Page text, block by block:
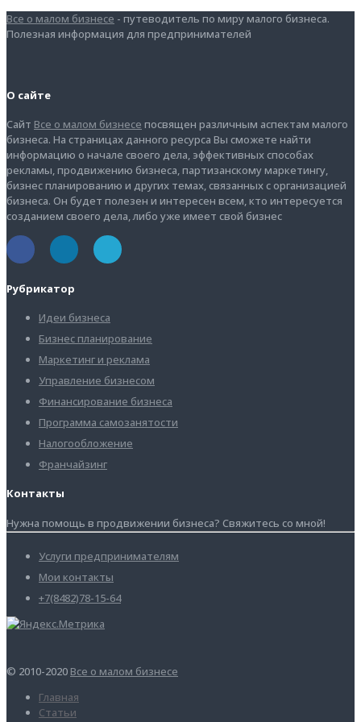
Все о малом бизнесе - путеводитель по миру малого бизнеса.
Полезная информация для предпринимателей
О сайте
Сайт Все о малом бизнесе посвящен различным аспектам малого
бизнеса. На страницах данного ресурса Вы сможете найти
информацию о начале своего дела, эффективных способах
рекламы, продвижению бизнеса, партизанскому маркетингу,
бизнес планированию и других темах, связанных с организацией
бизнеса. Он будет полезен и интересен всем, кто интересуется
созданием своего дела, либо уже имеет свой бизнес
Рубрикатор
Идеи бизнеса
Бизнес планирование
Маркетинг и реклама
Управление бизнесом
Финансирование бизнеса
Программа самозанятости
Налогообложение
Франчайзинг
Контакты
Нужна помощь в продвижении бизнеса? Свяжитесь со мной!
Услуги предпринимателям
Мои контакты
+7(8482)78-15-64
© 2010-2020 Все о малом бизнесе
Главная
Статьи